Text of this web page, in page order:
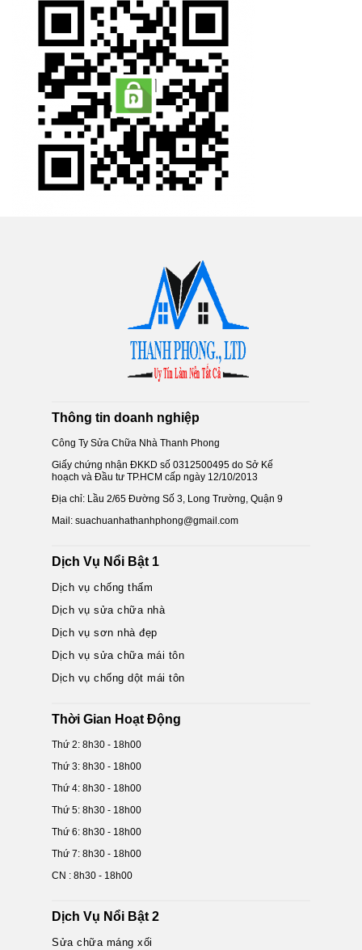
Thông tin doanh nghiệp
Công Ty Sửa Chữa Nhà Thanh Phong
Giấy chứng nhận ĐKKD số 0312500495 do Sở Kế
hoạch và Đầu tư TP.HCM cấp ngày 12/10/2013
Địa chỉ: Lầu 2/65 Đường Số 3, Long Trường, Quận 9
Mail: suachuanhathanhphong@gmail.com
Dịch Vụ Nổi Bật 1
Dịch vụ chống thấm
Dịch vụ sửa chữa nhà
Dịch vụ sơn nhà đẹp
Dịch vụ sửa chữa mái tôn
Dịch vụ chống dột mái tôn
Thời Gian Hoạt Động
Thứ 2: 8h30 - 18h00
Thứ 3: 8h30 - 18h00
Thứ 4: 8h30 - 18h00
Thứ 5: 8h30 - 18h00
Thứ 6: 8h30 - 18h00
Thứ 7: 8h30 - 18h00
CN : 8h30 - 18h00
Dịch Vụ Nổi Bật 2
Sửa chữa máng xối